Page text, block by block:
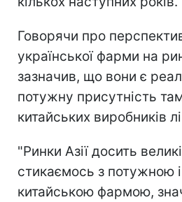
Говорячи про
української фарми на
зазначив, що вони є
потужну присутність
китайських виробників
"Ринки Азії досить
стикаємось з потужною
китайською фармою,